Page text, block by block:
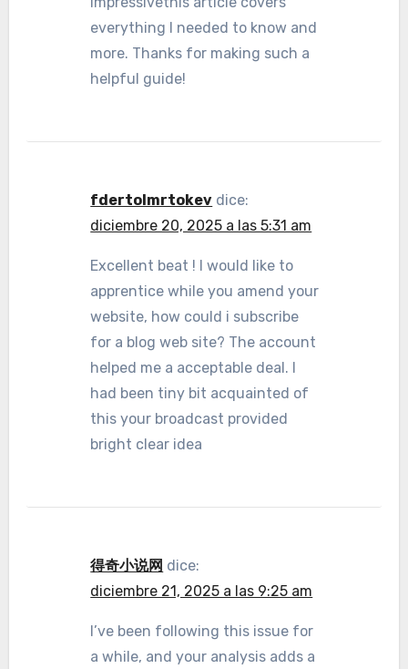
everything I needed to know and
more. Thanks for making such a
helpful guide!
fdertolmrtokev dice:
diciembre 20, 2025 a las 5:31 am
Excellent beat ! I would like to
apprentice while you amend your
website, how could i subscribe
for a blog web site? The account
helped me a acceptable deal. I
had been tiny bit acquainted of
this your broadcast provided
bright clear idea
得奇小说网 dice:
diciembre 21, 2025 a las 9:25 am
I’ve been following this issue for
a while, and your analysis adds a